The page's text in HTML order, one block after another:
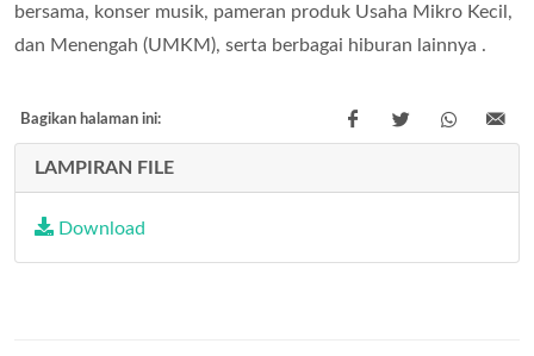
bersama, konser musik, pameran produk Usaha Mikro Kecil,
dan Menengah (UMKM), serta berbagai hiburan lainnya .
Bagikan halaman ini:
LAMPIRAN FILE
Download